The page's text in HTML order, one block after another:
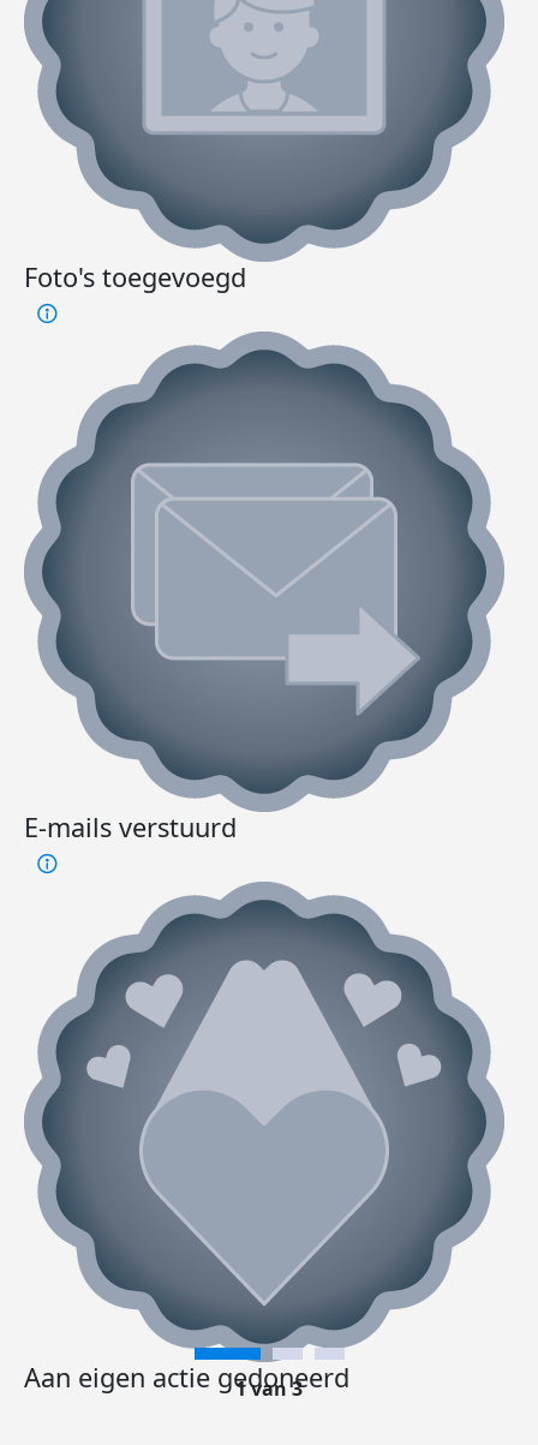
Foto's toegevoegd
E-mails verstuurd
Aan eigen actie gedoneerd
1 van 3